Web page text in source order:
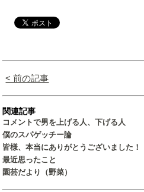
< 前の記事
関連記事
コメントで男を上げる人、下げる人
僕のスパゲッチー論
皆様、本当にありがとうございました！
最近思ったこと
園芸だより（野菜）